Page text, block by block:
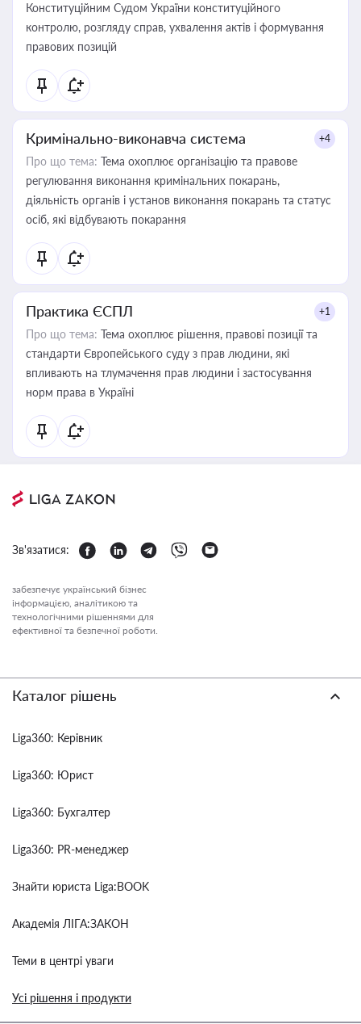
Конституційним Судом України конституційного
контролю, розгляду справ, ухвалення актів і формування
правових позицій
Кримінально-виконавча система +4
Про що тема: Тема охоплює організацію та правове
регулювання виконання кримінальних покарань,
діяльність органів і установ виконання покарань та статус
осіб, які відбувають покарання
Практика ЄСПЛ +1
Про що тема: Тема охоплює рішення, правові позиції та
стандарти Європейського суду з прав людини, які
впливають на тлумачення прав людини і застосування
норм права в Україні
Зв'язатися:
забезпечує український бізнес
інформацією, аналітикою та
технологічними рішеннями для
ефективної та безпечної роботи.
Каталог рішень
Liga360: Керівник
Liga360: Юрист
Liga360: Бухгалтер
Liga360: PR-менеджер
Знайти юриста Liga:BOOK
Академія ЛІГА:ЗАКОН
Теми в центрі уваги
Усі рішення і продукти